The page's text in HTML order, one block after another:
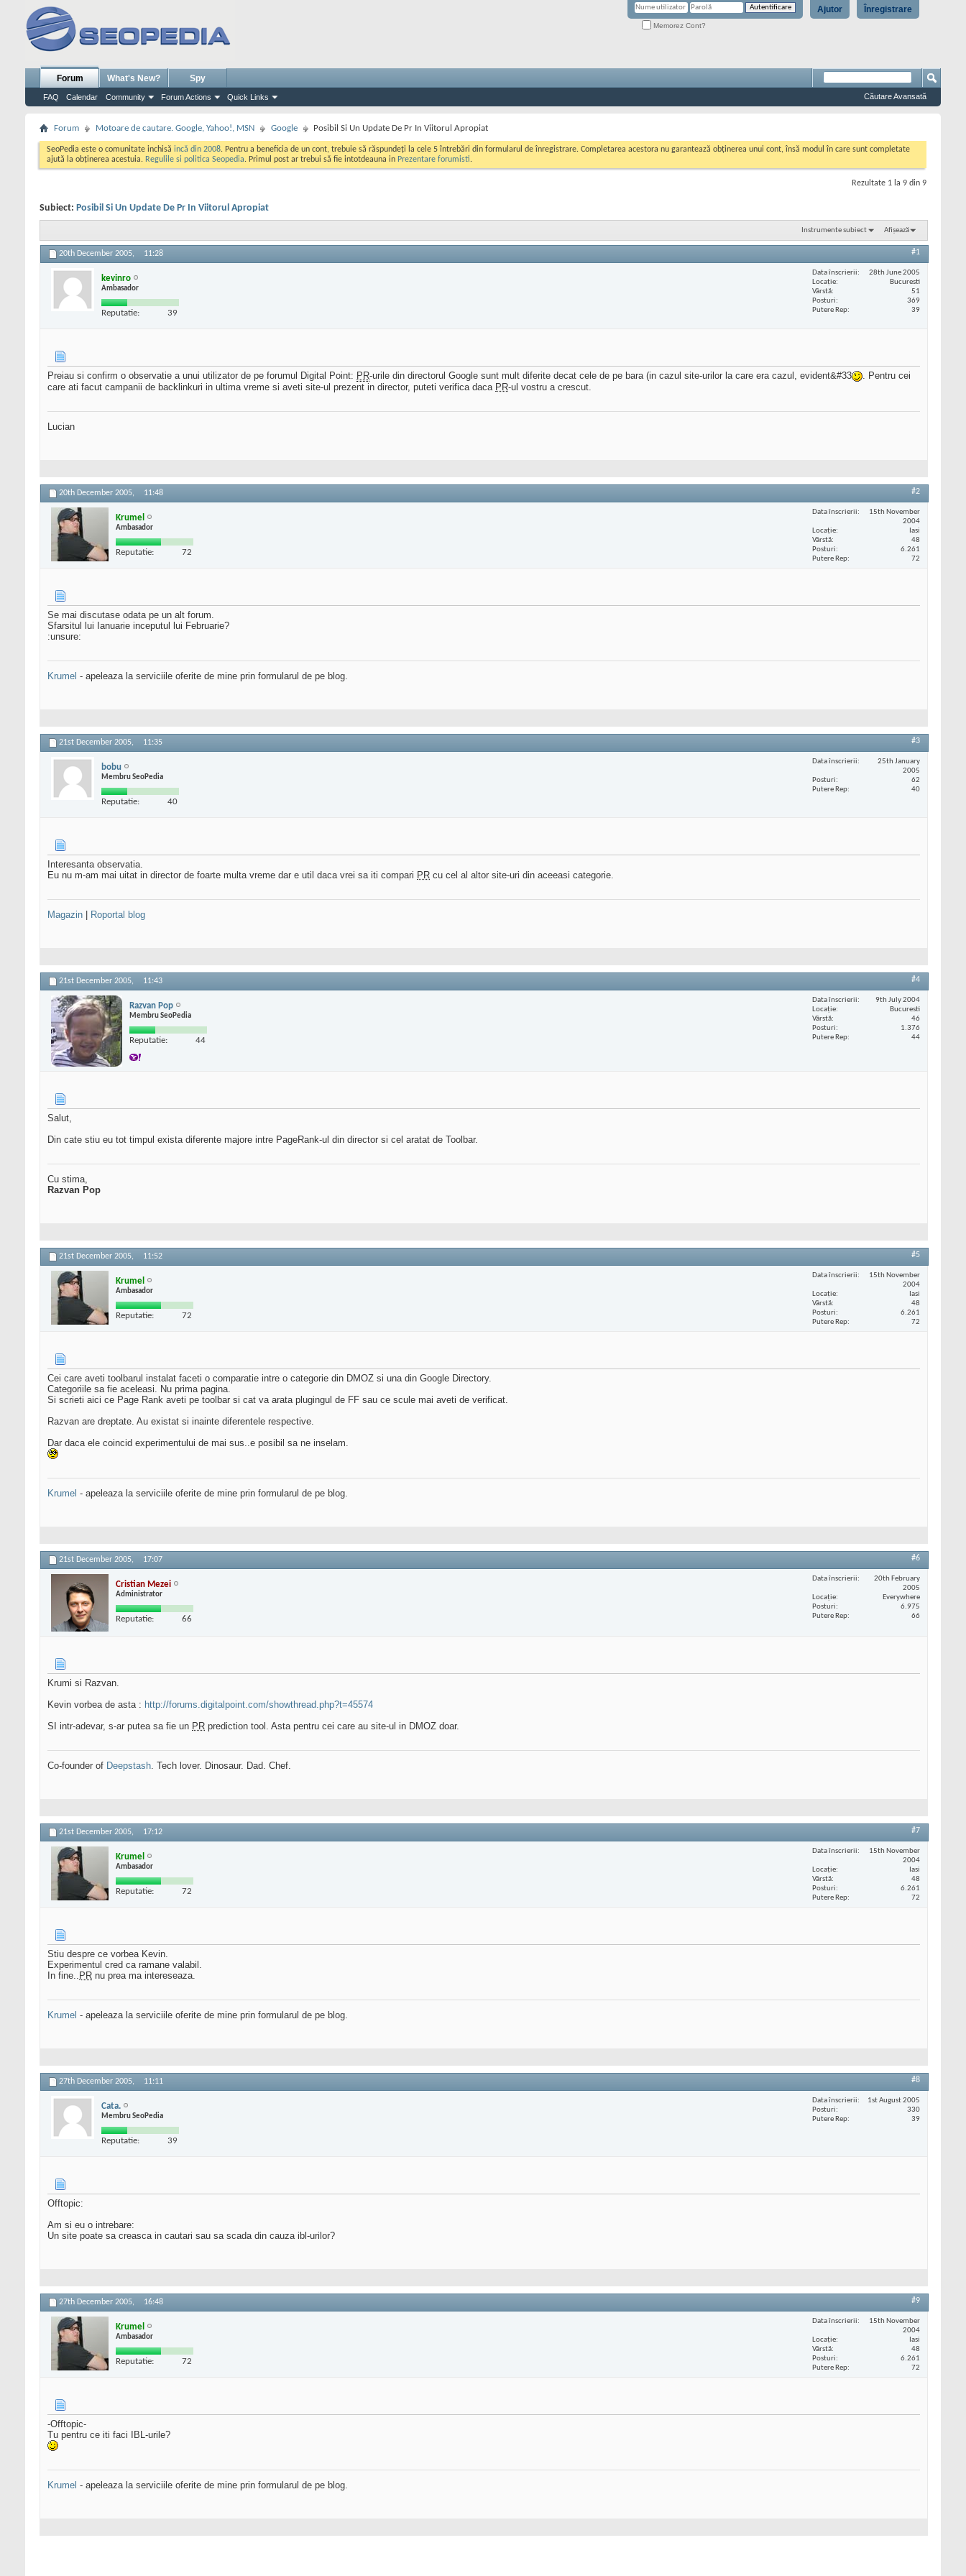
Înregistrare
Ajutor
Memorez Cont?
Forum
FAQ Calendar Community Forum Actions Quick Links
What's New? Spy
Căutare Avansată
Forum Motoare de cautare. Google, Yahoo!, MSN Google Posibil Si Un Update De Pr In Viitorul Apropiat
SeoPedia este o comunitate inchisă incă din 2008. Pentru a beneficia de un cont, trebuie să răspundeți la cele 5 întrebări din formularul de înregistrare. Completarea acestora nu garantează obținerea unui cont, însă modul în care sunt completate
ajută la obținerea acestuia. Regulile si politica Seopedia. Primul post ar trebui să fie intotdeauna in Prezentare forumisti.
Rezultate 1 la 9 din 9
Subiect: Posibil Si Un Update De Pr In Viitorul Apropiat
Instrumente subiect Afișează
20th December 2005, 11:28 #1
kevinro
Ambasador
Reputatie: 39
Data înscrierii
28th June 2005
Locaţie
Bucuresti
Vârstă
51
Posturi
369
Putere Rep
39
Preiau si confirm o observatie a unui utilizator de pe forumul Digital Point: PR-urile din directorul Google sunt mult diferite decat cele de pe bara (in cazul site-urilor la care era cazul, evident&#33
. Pentru cei
care ati facut campanii de backlinkuri in ultima vreme si aveti site-ul prezent in director, puteti verifica daca PR-ul vostru a crescut.
Lucian
20th December 2005, 11:48 #2
Krumel
Ambasador
Reputatie: 72
Data înscrierii
15th November
2004
Locaţie
Iasi
Vârstă
48
Posturi
6.261
Putere Rep
72
Se mai discutase odata pe un alt forum.
Sfarsitul lui Ianuarie inceputul lui Februarie?
:unsure:
Krumel - apeleaza la serviciile oferite de mine prin formularul de pe blog.
21st December 2005, 11:35 #3
bobu
Membru SeoPedia
Reputatie: 40
Data înscrierii
25th January
2005
Posturi
62
Putere Rep
40
Interesanta observatia.
Eu nu m-am mai uitat in director de foarte multa vreme dar e util daca vrei sa iti compari PR cu cel al altor site-uri din aceeasi categorie.
Magazin Roportal blog
21st December 2005, 11:43 #4
Razvan Pop
Membru SeoPedia
Reputatie: 44
Data înscrierii
9th July 2004
Locaţie
Bucuresti
Vârstă
46
Posturi
1.376
Putere Rep
44
Salut,
Din cate stiu eu tot timpul exista diferente majore intre PageRank-ul din director si cel aratat de Toolbar.
Cu stima,
Razvan Pop
21st December 2005, 11:52 #5
Krumel
Ambasador
Reputatie: 72
Data înscrierii
15th November
2004
Locaţie
Iasi
Vârstă
48
Posturi
6.261
Putere Rep
72
Cei care aveti toolbarul instalat faceti o comparatie intre o categorie din DMOZ si una din Google Directory.
Categoriile sa fie aceleasi. Nu prima pagina.
Si scrieti aici ce Page Rank aveti pe toolbar si cat va arata plugingul de FF sau ce scule mai aveti de verificat.
Razvan are dreptate. Au existat si inainte diferentele respective.
Dar daca ele coincid experimentului de mai sus..e posibil sa ne inselam.
Krumel - apeleaza la serviciile oferite de mine prin formularul de pe blog.
21st December 2005, 17:07 #6
Cristian Mezei
Administrator
Reputatie: 66
Data înscrierii
20th February
2005
Locaţie
Everywhere
Posturi
6.975
Putere Rep
66
Krumi si Razvan.
Kevin vorbea de asta : http://forums.digitalpoint.com/showthread.php?t=45574
SI intr-adevar, s-ar putea sa fie un PR prediction tool. Asta pentru cei care au site-ul in DMOZ doar.
Co-founder of Deepstash. Tech lover. Dinosaur. Dad. Chef.
21st December 2005, 17:12 #7
Krumel
Ambasador
Reputatie: 72
Data înscrierii
15th November
2004
Locaţie
Iasi
Vârstă
48
Posturi
6.261
Putere Rep
72
Stiu despre ce vorbea Kevin.
Experimentul cred ca ramane valabil.
In fine.. PR nu prea ma intereseaza.
Krumel - apeleaza la serviciile oferite de mine prin formularul de pe blog.
27th December 2005, 11:11 #8
Cata.
Membru SeoPedia
Reputatie: 39
Data înscrierii
1st August 2005
Posturi
330
Putere Rep
39
Offtopic:
Am si eu o intrebare:
Un site poate sa creasca in cautari sau sa scada din cauza ibl-urilor?
27th December 2005, 16:48 #9
Krumel
Ambasador
Reputatie: 72
Data înscrierii
15th November
2004
Locaţie
Iasi
Vârstă
48
Posturi
6.261
Putere Rep
72
-Offtopic-
Tu pentru ce iti faci IBL-urile?
Krumel - apeleaza la serviciile oferite de mine prin formularul de pe blog.